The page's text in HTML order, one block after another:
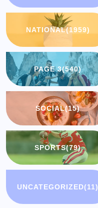
NATIONAL(1959)
PAGE 3(540)
SOCIAL(15)
SPORTS(79)
UNCATEGORIZED(11)